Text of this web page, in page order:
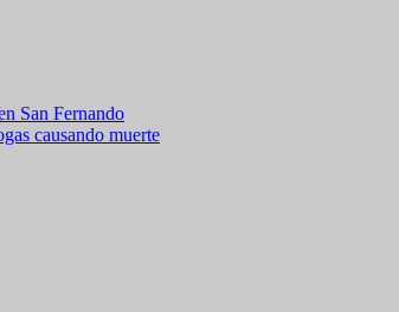
San Fernando
causando muerte